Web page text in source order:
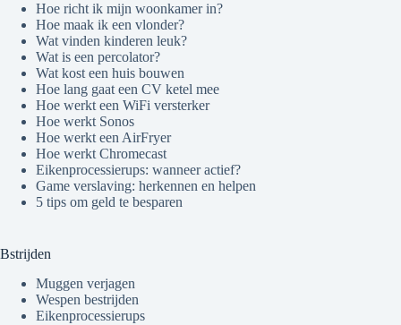
Hoe richt ik mijn woonkamer in?
Hoe maak ik een vlonder?
Wat vinden kinderen leuk?
Wat is een percolator?
Wat kost een huis bouwen
Hoe lang gaat een CV ketel mee
Hoe werkt een WiFi versterker
Hoe werkt Sonos
Hoe werkt een AirFryer
Hoe werkt Chromecast
Eikenprocessierups: wanneer actief?
Game verslaving: herkennen en helpen
5 tips om geld te besparen
Bstrijden
Muggen verjagen
Wespen bestrijden
Eikenprocessierups